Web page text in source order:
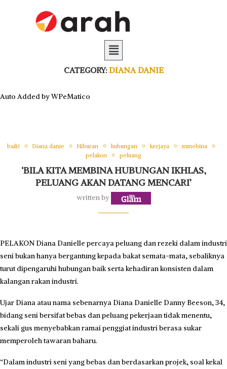
CATEGORY:DIANA DANIE
Auto Added by WPeMatico
baik! Diana danie Hiburan hubungan kerjaya
mmebina
pelakon
peluang
‘BILA KITA MEMBINA HUBUNGAN IKHLAS,
PELUANG AKAN DATANG MENCARI’
written by
PELAKON Diana Danielle percaya peluang dan rezeki dalam industri
seni bukan hanya bergantung kepada bakat semata-mata, sebaliknya
turut dipengaruhi hubungan baik serta kehadiran konsisten dalam
kalangan rakan industri.
Ujar Diana atau nama sebenarnya Diana Danielle Danny Beeson, 34,
bidang seni bersifat bebas dan peluang pekerjaan tidak menentu,
sekali gus menyebabkan ramai penggiat industri berasa sukar
memperoleh tawaran baharu.
“Dalam industri seni yang bebas dan berdasarkan projek, soal kekal